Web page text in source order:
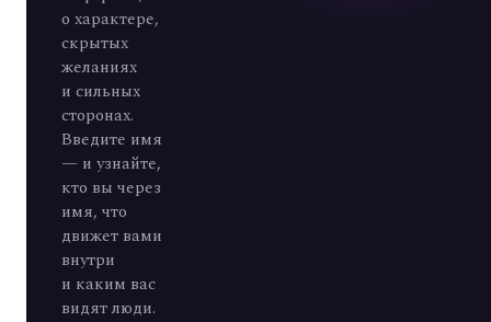
о характере,
скрытых
желаниях
и сильных
сторонах.
Введите имя
— и узнайте,
кто вы через
имя, что
движет вами
внутри
и каким вас
видят люди.